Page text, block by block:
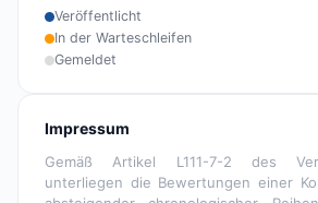
Veröffentlicht
In der Warteschleifen
Gemeldet
Impressum
Gemäß Artikel L111-7-2 des
unterliegen die Bewertungen einer